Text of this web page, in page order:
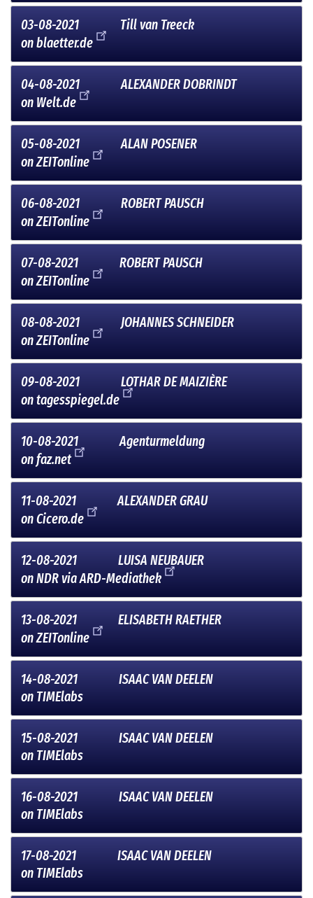
03-08-2021
Till van Treeck
onblaetter.de
04-08-2021
ALEXANDER DOBRINDT
on Welt.de
05-08-2021
ALAN POSENER
onZEITonline
06-08-2021
ROBERT PAUSCH
onZEITonline
07-08-2021
ROBERT PAUSCH
onZEITonline
08-08-2021
JOHANNES SCHNEIDER
onZEITonline
09-08-2021
LOTHAR DE MAIZIÈRE
ontagesspiegel.de
10-08-2021
Agenturmeldung
onfaz.net
11-08-2021
ALEXANDER GRAU
onCicero.de
12-08-2021
LUISA NEUBAUER
onNDR via ARD-Mediathek
13-08-2021
ELISABETH RAETHER
onZEITonline
14-08-2021
ISAAC VAN DEELEN
on TIMElabs
15-08-2021
ISAAC VAN DEELEN
on TIMElabs
16-08-2021
ISAAC VAN DEELEN
on TIMElabs
17-08-2021
ISAAC VAN DEELEN
on TIMElabs